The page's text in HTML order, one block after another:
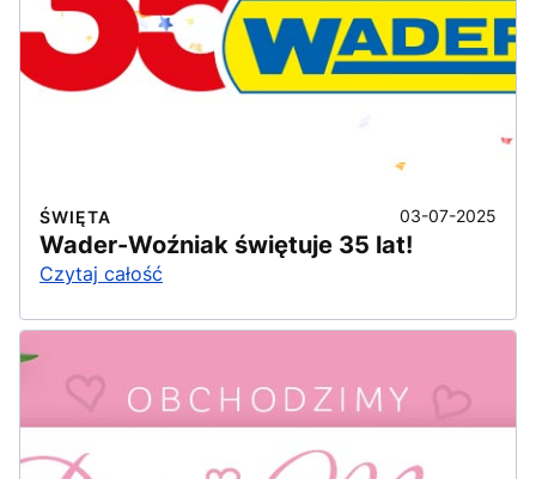
ŚWIĘTA 03-07-2025
Wader-Woźniak świętuje 35 lat!
Czytaj całość